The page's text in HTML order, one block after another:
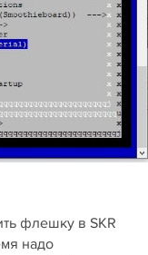
флешку в SKR
надо